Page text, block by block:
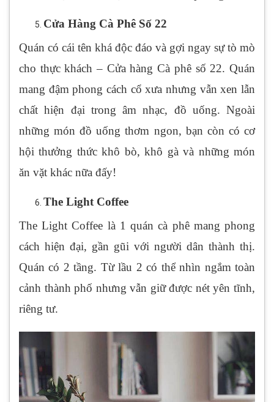
Cửa Hàng Cà Phê Số 22
Quán có cái tên khá độc đáo và gợi ngay sự tò mò
cho thực khách – Cửa hàng Cà phê số 22. Quán
mang đậm phong cách cổ xưa nhưng vẫn xen lẫn
chất hiện đại trong âm nhạc, đồ uống. Ngoài
những món đồ uống thơm ngon, bạn còn có cơ
hội thưởng thức khô bò, khô gàvà những món
ăn vặt khác nữa đấy!
The Light Coffee
The Light Coffee là 1 quán cà phê mang phong
cách hiện đại, gần gũi với người dân thành thị.
Quán có 2 tầng. Từ lầu 2 có thể nhìn ngắm toàn
cảnh thành phố nhưng vẫn giữ được nét yên tĩnh,
riêng tư.